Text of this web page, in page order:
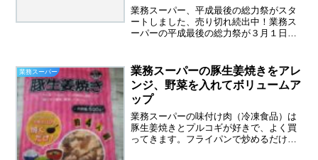
業務スーパー、平成最後の総力祭がスタ
ートしました、売り切れ続出中！業務ス
ーパーの平成最後の総力祭が３月１日に
今年はどんなものが安いのでしょうか？
平成最後の総力祭は、３月...
業務スーパー
業務スーパーの豚生姜焼きをアレ
ンジ、野菜を入れてボリュームア
ップ
業務スーパーの味付け肉（冷凍食品）は
豚生姜焼きとプルコギが好きで、よく買
ってきます。フライパンで炒めるだけの